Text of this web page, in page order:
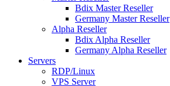
Bdix Master Reseller
Germany Master Reseller
Alpha Reseller
Bdix Alpha Reseller
Germany Alpha Reseller
Servers
RDP/Linux
VPS Server